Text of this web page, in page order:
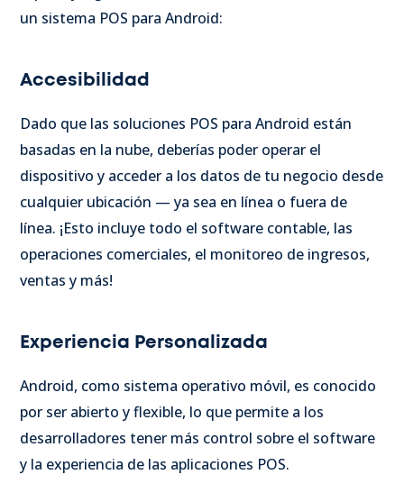
un sistema POS para Android:
Accesibilidad
Dado que las soluciones POS para Android están
basadas en la nube, deberías poder operar el
dispositivo y acceder a los datos de tu negocio desde
cualquier ubicación — ya sea en línea o fuera de
línea. ¡Esto incluye todo el software contable, las
operaciones comerciales, el monitoreo de ingresos,
ventas y más!
Experiencia Personalizada
Android, como sistema operativo móvil, es conocido
por ser abierto y flexible, lo que permite a los
desarrolladores tener más control sobre el software
y la experiencia de las aplicaciones POS.